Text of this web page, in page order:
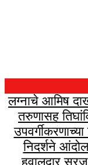
लग्नाचे आमिष
तरुणासह
निदर्शने
हवालदार सुरज